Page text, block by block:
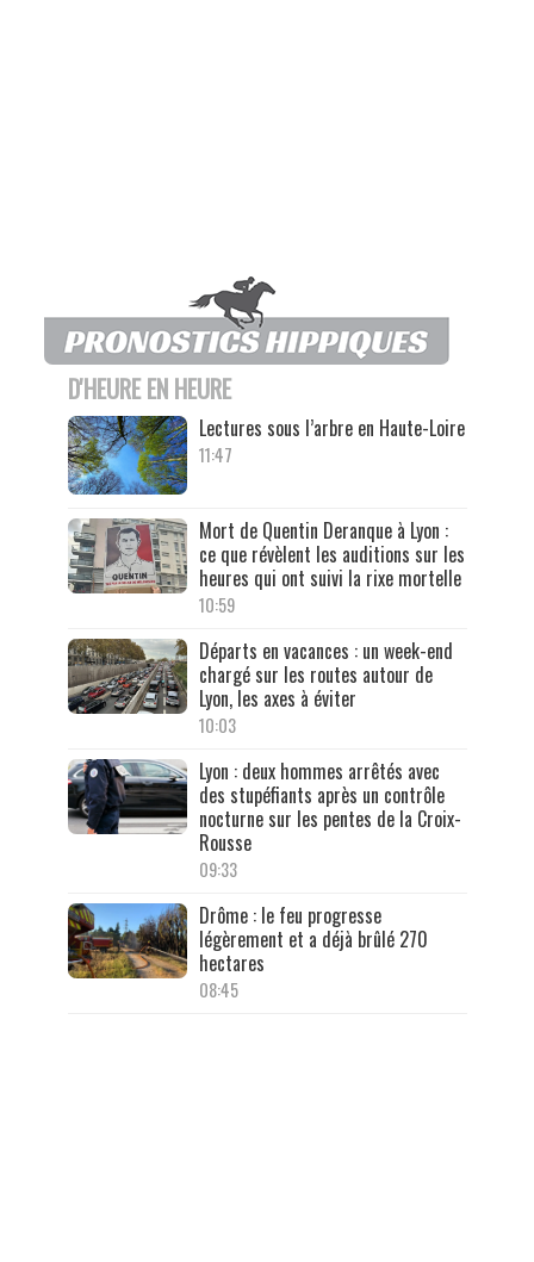
D'HEURE EN HEURE
Lectures sous l’arbre en Haute-Loire
11:47
Mort de Quentin Deranque à Lyon :
ce que révèlent les auditions sur les
heures qui ont suivi la rixe mortelle
10:59
Départs en vacances : un week-end
chargé sur les routes autour de
Lyon, les axes à éviter
10:03
Lyon : deux hommes arrêtés avec
des stupéfiants après un contrôle
nocturne sur les pentes de la Croix-
Rousse
09:33
Drôme : le feu progresse
légèrement et a déjà brûlé 270
hectares
08:45